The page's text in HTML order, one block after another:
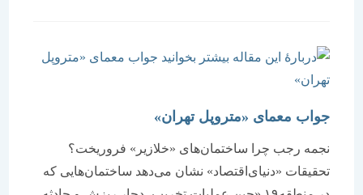
جواب معمای «متروپل تهران»
نجمه رجب چرا ساختمان‌های «خلازیر» فروریخت؟
تحقیقات «دنیای‌اقتصاد» نشان می‌دهد ساختمان‌‌‌هایی که